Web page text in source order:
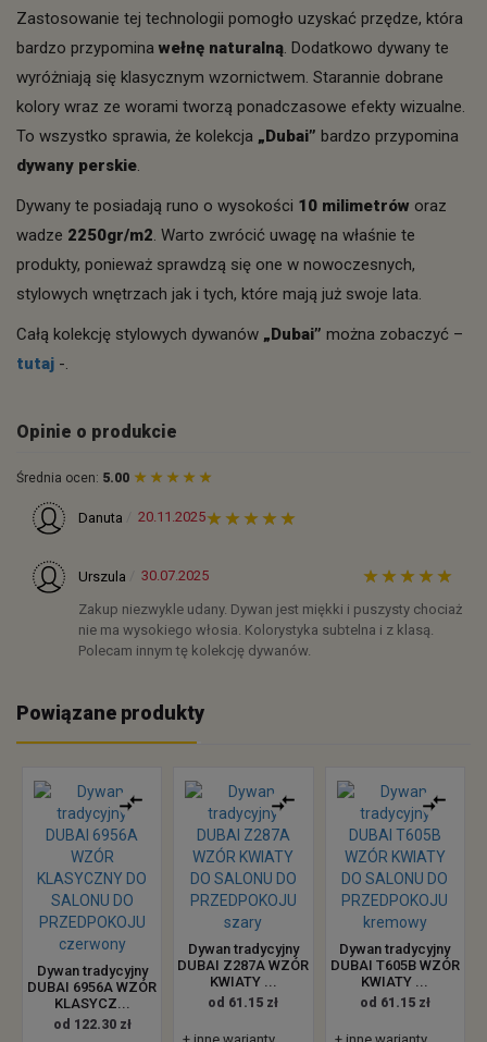
Zastosowanie tej technologii pomogło uzyskać przędze, która
bardzo przypomina wełnę naturalną. Dodatkowo dywany te
wyróżniają się klasycznym wzornictwem. Starannie dobrane
kolory wraz ze worami tworzą ponadczasowe efekty wizualne.
To wszystko sprawia, że kolekcja „Dubai” bardzo przypomina
dywany perskie.
Dywany te posiadają runo o wysokości 10 milimetrów oraz
wadze 2250gr/m2. Warto zwrócić uwagę na właśnie te
produkty, ponieważ sprawdzą się one w nowoczesnych,
stylowych wnętrzach jak i tych, które mają już swoje lata.
Całą kolekcję stylowych dywanów „Dubai” można zobaczyć –
tutaj -.
Opinie o produkcie
Średnia ocen: 5.00
Danuta 20.11.2025
Urszula 30.07.2025
Zakup niezwykle udany. Dywan jest miękki i puszysty chociaż
nie ma wysokiego włosia. Kolorystyka subtelna i z klasą.
Polecam innym tę kolekcję dywanów.
Powiązane produkty
Dywan tradycyjny
DUBAI 6956A WZÓR
KLASYCZ...
od 122.30 zł
Dywan tradycyjny
DUBAI Z287A WZÓR
KWIATY ...
od 61.15 zł
Dywan tradycyjny
DUBAI T605B WZÓR
KWIATY ...
od 61.15 zł